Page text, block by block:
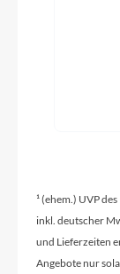
¹ (ehem.) UVP
inkl. deutscher
und Lieferzeiten
Angebote nur